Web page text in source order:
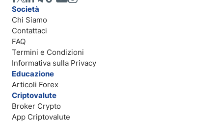
Società
Chi Siamo
Contattaci
FAQ
Termini e Condizioni
Informativa sulla Privacy
Educazione
Articoli Forex
Criptovalute
Broker Crypto
App Criptovalute